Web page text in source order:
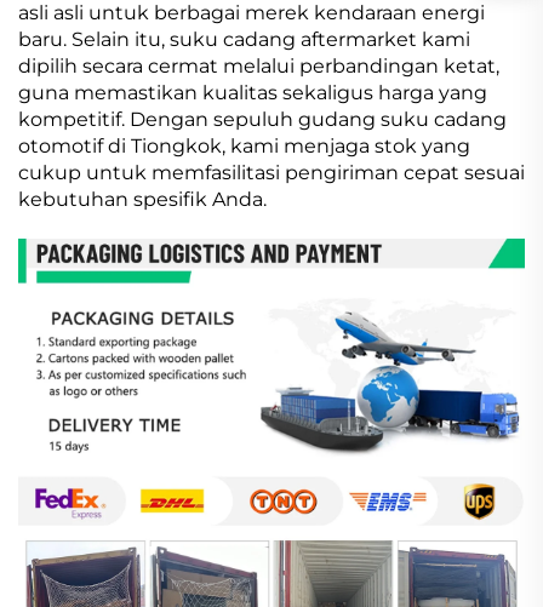
asli asli untuk berbagai merek kendaraan energi
baru. Selain itu, suku cadang aftermarket kami
dipilih secara cermat melalui perbandingan ketat,
guna memastikan kualitas sekaligus harga yang
kompetitif. Dengan sepuluh gudang suku cadang
otomotif di Tiongkok, kami menjaga stok yang
cukup untuk memfasilitasi pengiriman cepat sesuai
kebutuhan spesifik Anda.